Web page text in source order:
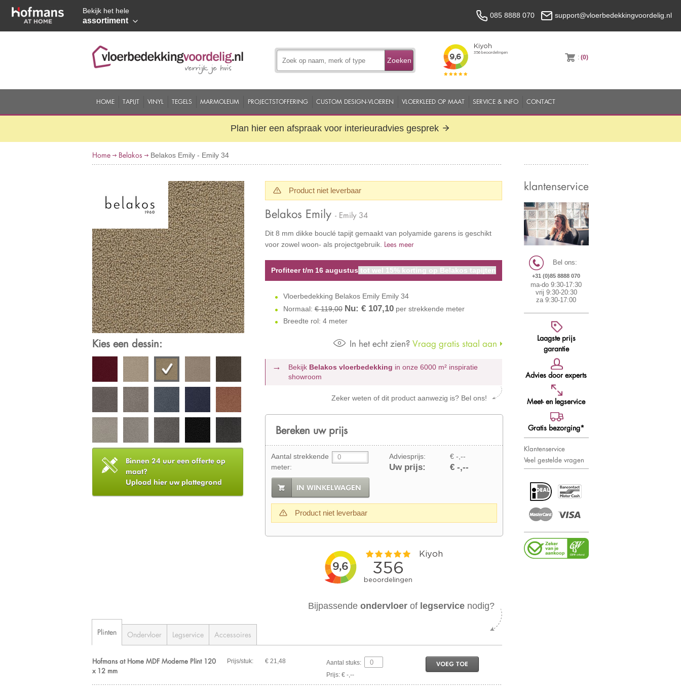
Bekijk het hele
assortiment
085 8888 070 support@vloerbedekkingvoordelig.nl
Zoeken :(0)
HOME TAPIJT VINYL TEGELS MARMOLEUM PROJECTSTOFFERING CUSTOM DESIGN-VLOEREN VLOERKLEED OP MAAT SERVICE & INFO CONTACT
Plan hier een afspraak voor interieuradvies gesprek
Home Belakos Belakos Emily - Emily 34
Kies een dessin:
Binnen 24 uur een offerte op
maat?
Upload hier uw plattegrond
Product niet leverbaar
Belakos Emily - Emily 34
Dit 8 mm dikke bouclé tapijt gemaakt van polyamide garens is geschikt
voor zowel woon- als projectgebruik. Lees meer
Profiteer t/m 16 augustus tot wel 15% korting op Belakos tapijten
Vloerbedekking Belakos Emily Emily 34
Normaal:€ 119,00 Nu: € 107,10per strekkende meter
Breedte rol: 4 meter
In het echt zien? Vraag gratis staal aan
Bekijk Belakos vloerbedekking in onze 6000 m² inspiratie
showroom
Zeker weten of dit product aanwezig is? Bel ons!
Bereken uw prijs
Aantal strekkende
meter:
Adviesprijs: € -,--
Uw prijs: € -,--
IN WINKELWAGEN
Product niet leverbaar
klantenservice
Bel ons:
+31 (0)85 8888 070
ma-do 9:30-17:30
vrij 9:30-20:30
za 9:30-17:00
Laagste prijs
garantie
Advies door experts
Meet- en legservice
Gratis bezorging*
Klantenservice
Veel gestelde vragen
Bijpassendeondervloer of legservice nodig?
Plinten Ondervloer Legservice Accessoires
Hofmans at Home MDF Moderne Plint 120
x 12 mm
Prijs/stuk: € 21,48
Aantal stuks:
Prijs: € -,--
VOEG TOE